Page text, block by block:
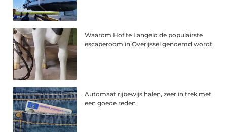
Waarom Hof te Langelo de populairste
escaperoom in Overijssel genoemd wordt
Automaat rijbewijs halen, zeer in trek met
een goede reden